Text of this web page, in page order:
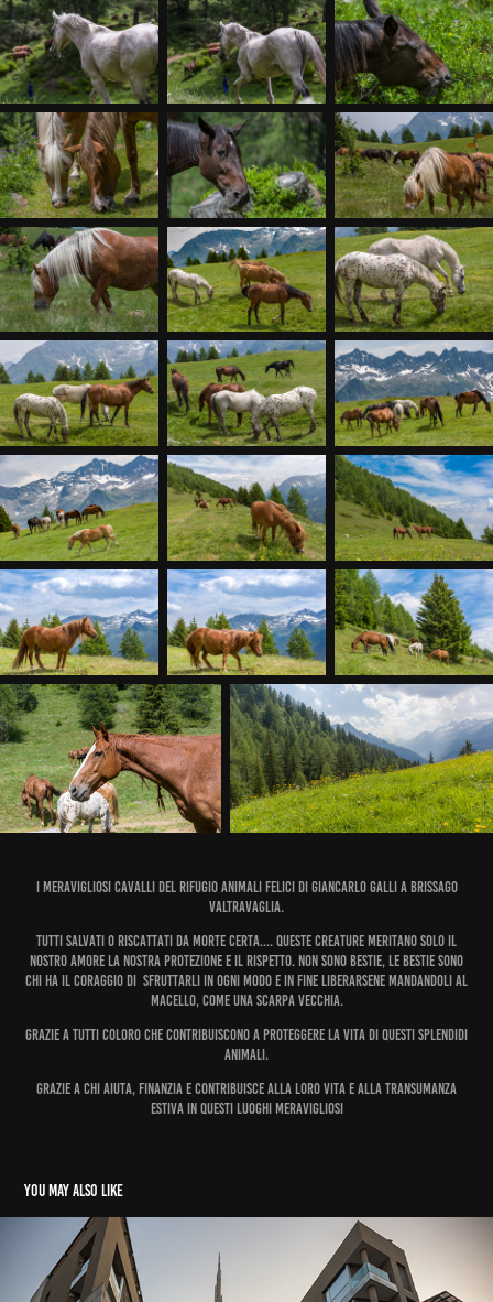
I meravigliosi cavalli del Rifugio Animali Felici di Giancarlo Galli a Brissago
Valtravaglia.
Tutti salvati o riscattati da morte certa.... queste creature meritano solo il
nostro amore la nostra protezione e il rispetto. Non sono bestie, le bestie sono
chi ha il coraggio di sfruttarli in ogni modo e in fine liberarsene mandandoli al
macello, come una scarpa vecchia.
Grazie a tutti coloro che contribuiscono a proteggere la vita di questi splendidi
animali.
Grazie a chi aiuta, finanzia e contribuisce alla loro vita e alla transumanza
estiva in questi luoghi meravigliosi
You may also like